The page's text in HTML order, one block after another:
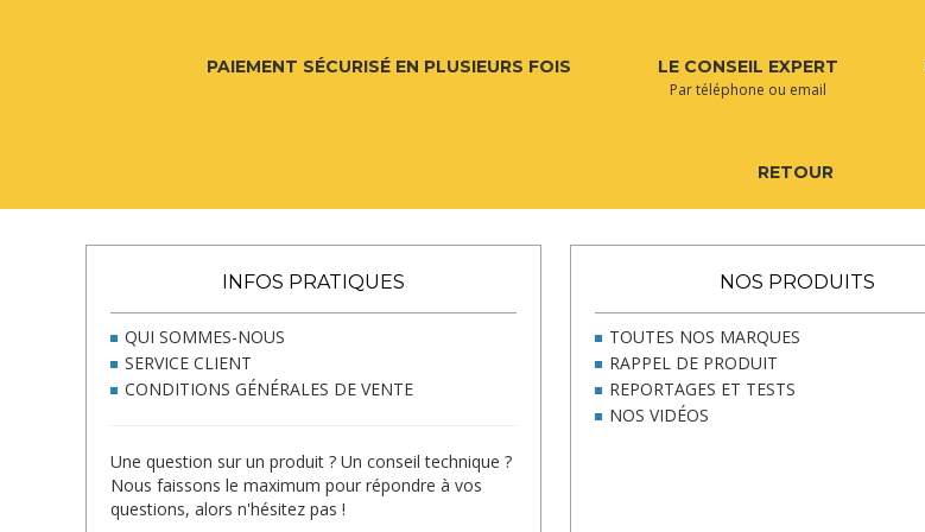
PAIEMENT SÉCURISÉ EN PLUSIEURS FOIS LE CONSEIL EXPERT
Par téléphone ou email
RETOUR
INFOS PRATIQUES
QUI SOMMES-NOUS
SERVICE CLIENT
CONDITIONS GÉNÉRALES DE VENTE
Une question sur un produit ? Un conseil technique ?
Nous faissons le maximum pour répondre à vos
questions, alors n'hésitez pas !
NOS PRODUITS
TOUTES NOS MARQUES
RAPPEL DE PRODUIT
REPORTAGES ET TESTS
NOS VIDÉOS